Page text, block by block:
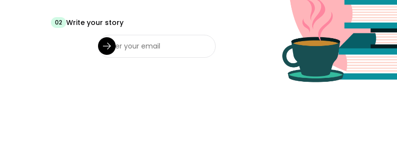
02 Write your story